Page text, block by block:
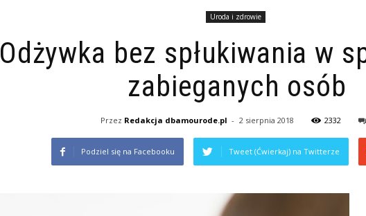
Uroda i zdrowie
Odżywka bez spłukiwania w
zabieganych osób
Przez Redakcja dbamourode.pl - 2 sierpnia 2018 2332
Podziel się na Facebooku Tweet (Ćwierkaj) na Twitterze